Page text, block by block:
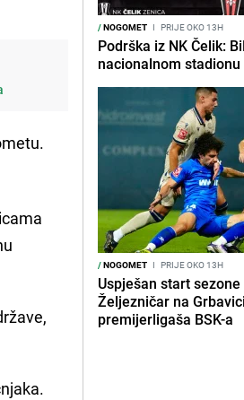
/NOGOMET I PRIJE OKO 13H
Podrška iz NK Čelik:
nacionalnom stadionu
/NOGOMET I PRIJE OKO 13H
Uspješan start
Željezničar na
premijerligaša BSK-a